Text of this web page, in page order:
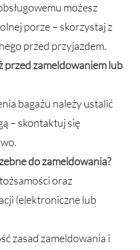
możesz
porze – skorzystaj z
przed przyjazdem.
przed zameldowaniem lub
bagażu należy ustalić
– skontaktuj się
do zameldowania?
oraz
(elektroniczne lub
zasad zameldowania i